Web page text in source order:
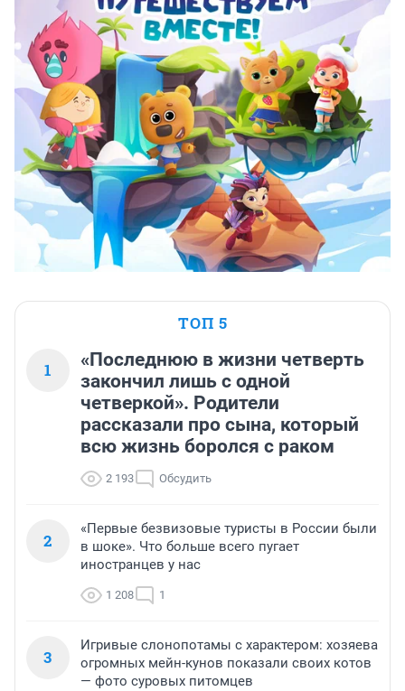
ТОП 5
1
«Последнюю в жизни четверть
закончил лишь с одной
четверкой». Родители
рассказали про сына, который
всю жизнь боролся с раком
2 193 Обсудить
2
«Первые безвизовые туристы в России были
в шоке». Что больше всего пугает
иностранцев у нас
1 208 1
3
Игривые слонопотамы с характером: хозяева
огромных мейн-кунов показали своих котов
— фото суровых питомцев